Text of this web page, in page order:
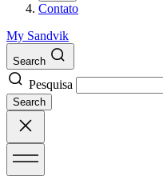
Contato
My Sandvik
Search
Pesquisa
Search